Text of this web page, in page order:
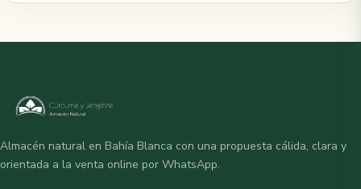
Almacén natural en Bahía Blanca con una propuesta cálida, clara y
orientada a la venta online por WhatsApp.